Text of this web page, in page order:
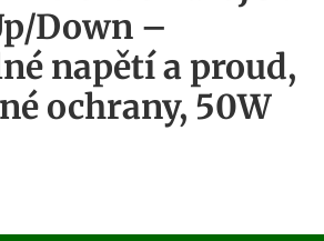
Down –
napětí a proud,
ochrany, 50W